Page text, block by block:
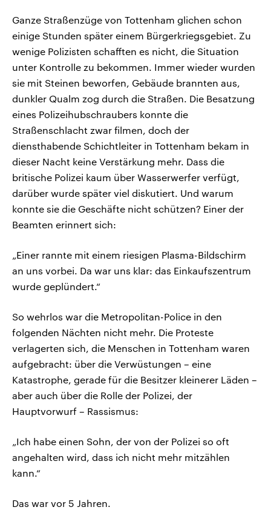
Ganze Straßenzüge von Tottenham glichen schon
einige Stunden später einem Bürgerkriegsgebiet. Zu
wenige Polizisten schafften es nicht, die Situation
unter Kontrolle zu bekommen. Immer wieder wurden
sie mit Steinen beworfen, Gebäude brannten aus,
dunkler Qualm zog durch die Straßen. Die Besatzung
eines Polizeihubschraubers konnte die
Straßenschlacht zwar filmen, doch der
diensthabende Schichtleiter in Tottenham bekam in
dieser Nacht keine Verstärkung mehr. Dass die
britische Polizei kaum über Wasserwerfer verfügt,
darüber wurde später viel diskutiert. Und warum
konnte sie die Geschäfte nicht schützen? Einer der
Beamten erinnert sich:
„Einer rannte mit einem riesigen Plasma-Bildschirm
an uns vorbei. Da war uns klar: das Einkaufszentrum
wurde geplündert.“
So wehrlos war die Metropolitan-Police in den
folgenden Nächten nicht mehr. Die Proteste
verlagerten sich, die Menschen in Tottenham waren
aufgebracht: über die Verwüstungen – eine
Katastrophe, gerade für die Besitzer kleinerer Läden –
aber auch über die Rolle der Polizei, der
Hauptvorwurf – Rassismus:
„Ich habe einen Sohn, der von der Polizei so oft
angehalten wird, dass ich nicht mehr mitzählen
kann.“
Das war vor 5 Jahren.